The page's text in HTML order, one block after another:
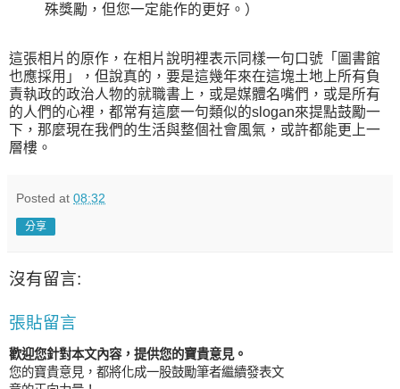
殊獎勵，但您一定能作的更好。）
這張相片的原作，在相片說明裡表示同樣一句口號「圖書館
也應採用」，但說真的，要是這幾年來在這塊土地上所有負
責執政的政治人物的就職書上，或是媒體名嘴們，或是所有
的人們的心裡，都常有這麼一句類似的slogan來提點鼓勵一
下，那麼現在我們的生活與整個社會風氣，或許都能更上一
層樓。
Posted at 08:32
分享
沒有留言:
張貼留言
歡迎您針對本文內容，提供您的寶貴意見。
您的寶貴意見，都將化成一股鼓勵筆者繼續發表文